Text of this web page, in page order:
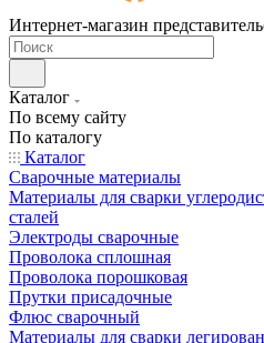
Интернет-магазин
Каталог
По всему сайту
По каталогу
Каталог
Сварочные материалы
Материалы для сварки
сталей
Электроды сварочные
Проволока сплошная
Проволока порошковая
Прутки присадочные
Флюс сварочный
Материалы для сварки